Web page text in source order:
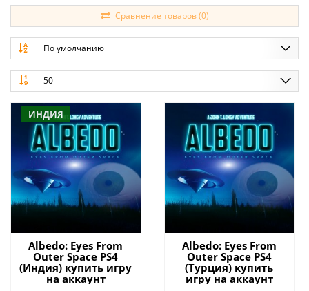
Сравнение товаров (0)
По умолчанию
50
ИНДИЯ
Albedo: Eyes From
Outer Space PS4
(Индия) купить игру
на аккаунт
Albedo: Eyes From
Outer Space PS4
(Турция) купить
игру на аккаунт